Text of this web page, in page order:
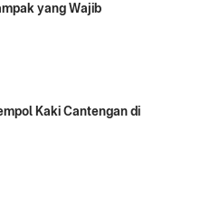
yang Wajib
Kaki Cantengan di